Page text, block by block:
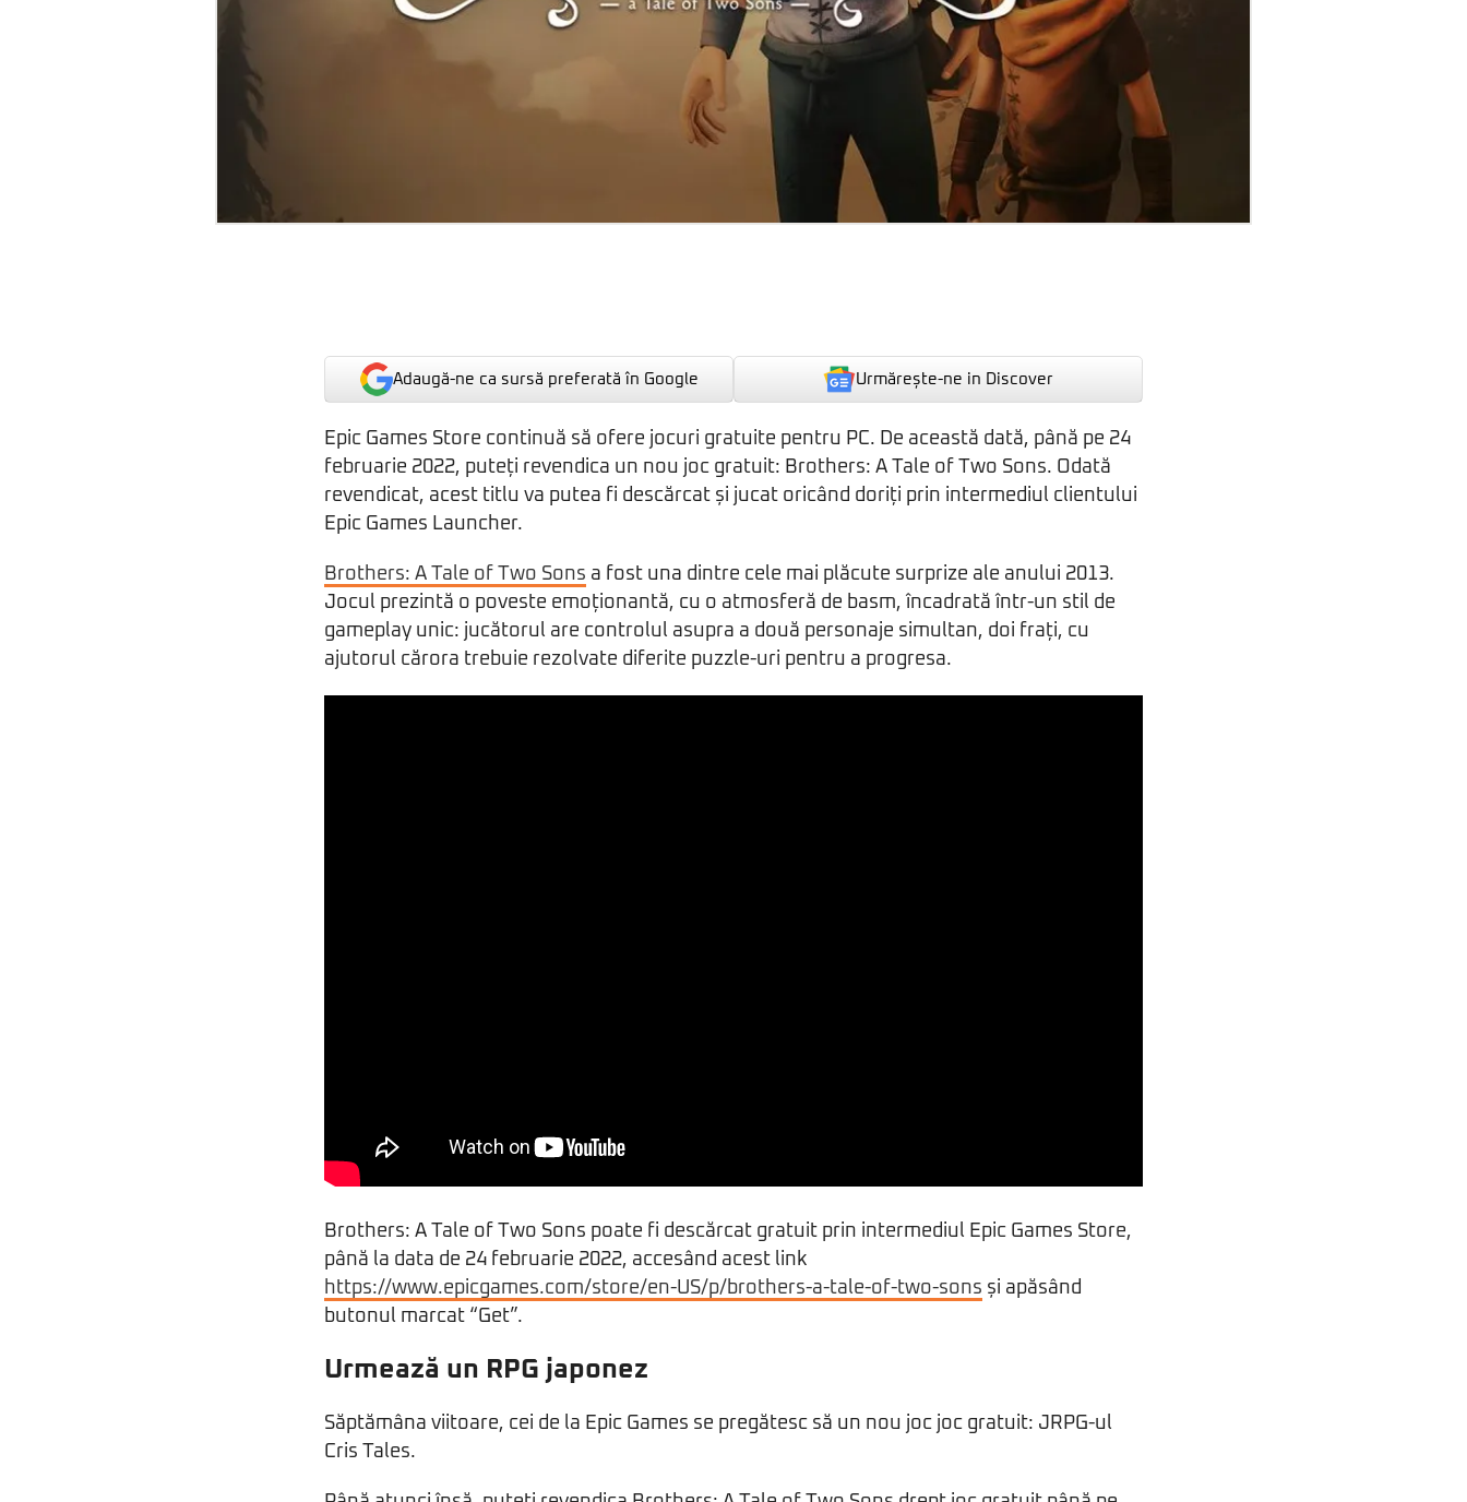
Adaugă-ne ca sursă preferată în Google Urmărește-ne in Discover
Epic Games Store continuă să ofere jocuri gratuite pentru PC. De această dată, până pe 24
februarie 2022, puteți revendica un nou joc gratuit: Brothers: A Tale of Two Sons. Odată
revendicat, acest titlu va putea fi descărcat și jucat oricând doriți prin intermediul clientului
Epic Games Launcher.
Brothers: A Tale of Two Sons a fost una dintre cele mai plăcute surprize ale anului 2013.
Jocul prezintă o poveste emoționantă, cu o atmosferă de basm, încadrată într-un stil de
gameplay unic: jucătorul are controlul asupra a două personaje simultan, doi frați, cu
ajutorul cărora trebuie rezolvate diferite puzzle-uri pentru a progresa.
Brothers: A Tale of Two Sons poate fi descărcat gratuit prin intermediul Epic Games Store,
până la data de 24 februarie 2022, accesând acest link
https://www.epicgames.com/store/en-US/p/brothers-a-tale-of-two-sons și apăsând
butonul marcat “Get”.
Urmează un RPG japonez
Săptămâna viitoare, cei de la Epic Games se pregătesc să un nou joc joc gratuit: JRPG-ul
Cris Tales.